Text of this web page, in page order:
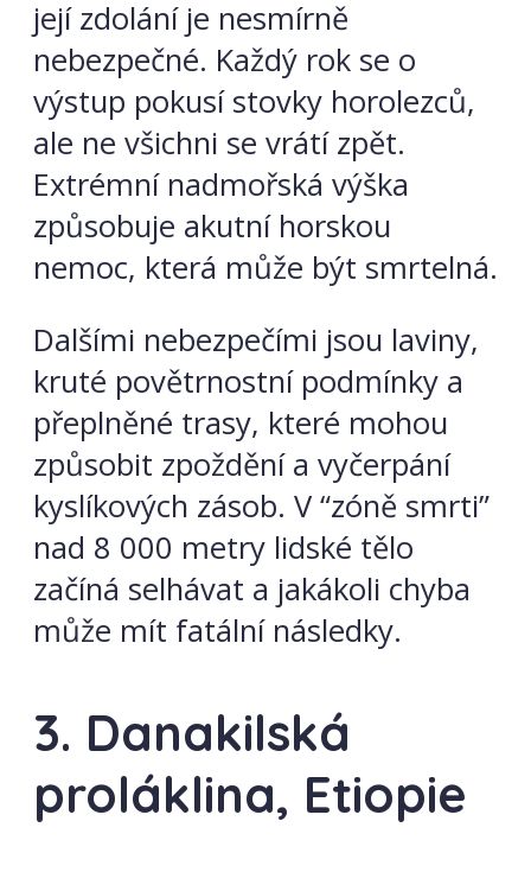
její zdolání je nesmírně
nebezpečné. Každý rok se o
výstup pokusí stovky horolezců,
ale ne všichni se vrátí zpět.
Extrémní nadmořská výška
způsobuje akutní horskou
nemoc, která může být smrtelná.
Dalšími nebezpečími jsou laviny,
kruté povětrnostní podmínky a
přeplněné trasy, které mohou
způsobit zpoždění a vyčerpání
kyslíkových zásob. V “zóně smrti”
nad 8 000 metry lidské tělo
začíná selhávat a jakákoli chyba
může mít fatální následky.
3. Danakilská
proláklina, Etiopie